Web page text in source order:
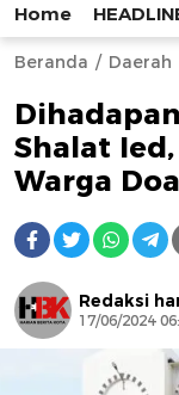
Home
Beranda Daerah
Shalat
Warga
Redaksi
17/06/2024